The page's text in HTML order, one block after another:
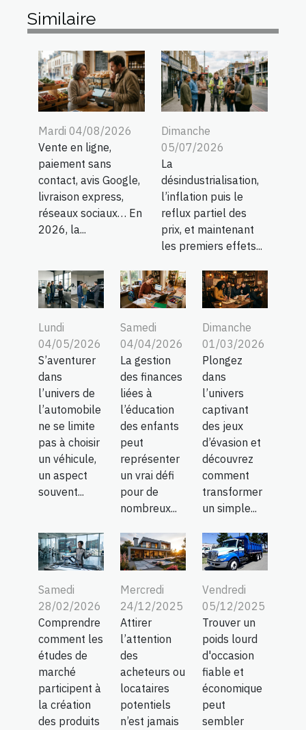
Similaire
Mardi 04/08/2026
Vente en ligne,
paiement sans
contact, avis Google,
livraison express,
réseaux sociaux… En
2026, la...
Dimanche
05/07/2026
La
désindustrialisation,
l’inflation puis le
reflux partiel des
prix, et maintenant
les premiers effets...
Lundi
04/05/2026
S’aventurer
dans
l’univers de
l’automobile
ne se limite
pas à choisir
un véhicule,
un aspect
souvent...
Samedi
04/04/2026
La gestion
des finances
liées à
l’éducation
des enfants
peut
représenter
un vrai défi
pour de
nombreux...
Dimanche
01/03/2026
Plongez
dans
l’univers
captivant
des jeux
d’évasion et
découvrez
comment
transformer
un simple...
Samedi
28/02/2026
Comprendre
comment les
études de
marché
participent à
la création
des produits
Mercredi
24/12/2025
Attirer
l’attention
des
acheteurs ou
locataires
potentiels
n’est jamais
Vendredi
05/12/2025
Trouver un
poids lourd
d'occasion
fiable et
économique
peut
sembler